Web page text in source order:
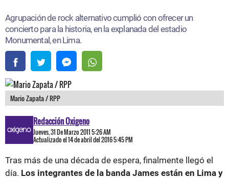
Agrupación de rock alternativo cumplió con ofrecer un
concierto para la historia, en la explanada del estadio
Monumental, en Lima.
Mario Zapata / RPP
Redacción Oxigeno
Jueves, 31 De Marzo 2011 5:26 AM
Actualizado el 14 de abril del 2016 5:45 PM
Tras más de una década de espera, finalmente llegó el
día. Los integrantes de la banda James están en Lima y